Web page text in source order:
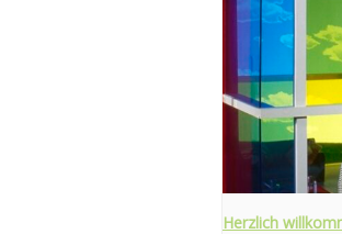
Herzlich